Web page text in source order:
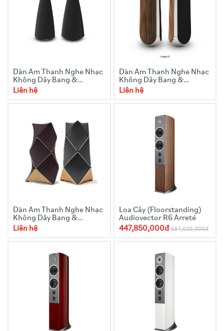
Dàn Âm Thanh Nghe Nhạc
Không Dây Bang &
Olufsen Beolab 20
Liên hệ
Dàn Âm Thanh Nghe Nhạc
Không Dây Bang &
Olufsen Beolab 50
Liên hệ
Dàn Âm Thanh Nghe Nhạc
Không Dây Bang &
Olufsen Beolab 90
Liên hệ
Loa Cây (Floorstanding)
Audiovector R6 Arreté
447,850,000đ 584,025,000đ